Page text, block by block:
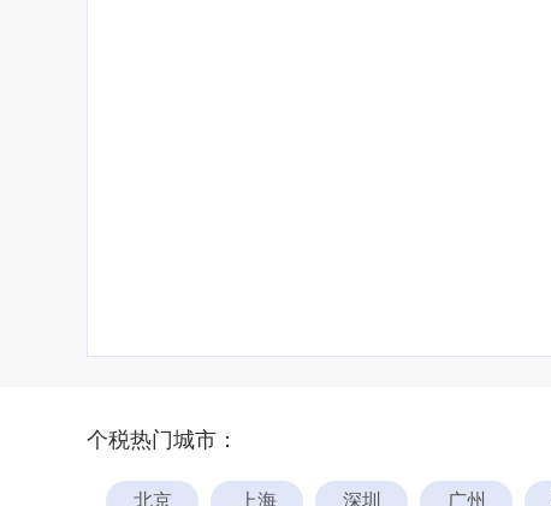
个税热门城市：
北京 上海 深圳 广州